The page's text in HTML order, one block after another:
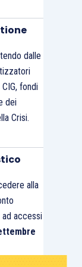
adibito alle
quelle
che
a mansioni
legale di
svolte. …
ove
formativo,
delle
dalle
fondi
dei
Crisi.
alla
accessi